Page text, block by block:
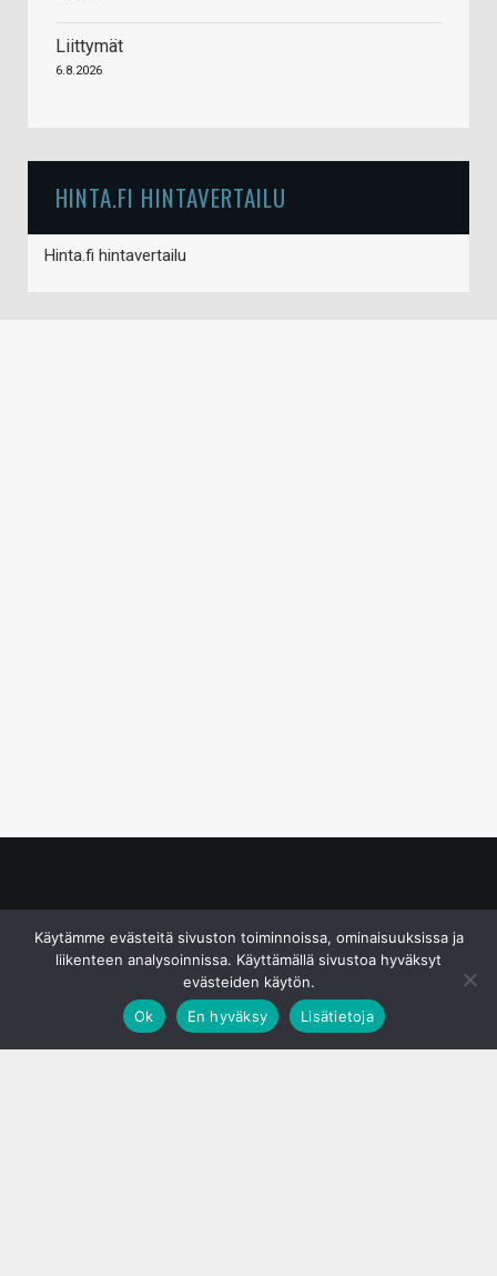
Liittymät
6.8.2026
HINTA.FI HINTAVERTAILU
Hinta.fi hintavertailu
Käytämme evästeitä sivuston toiminnoissa, ominaisuuksissa ja
liikenteen analysoinnissa. Käyttämällä sivustoa hyväksyt
evästeiden käytön.
Ok
En hyväksy Lisätietoja